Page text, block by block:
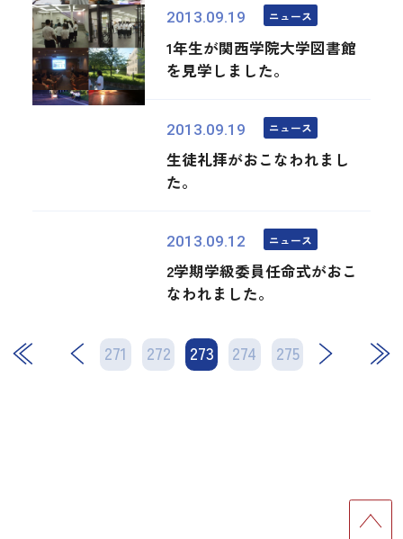
2013.09.19 ニュース
1年生が関西学院大学図書館
を見学しました。
2013.09.19 ニュース
生徒礼拝がおこなわれまし
た。
2013.09.12 ニュース
2学期学級委員任命式がおこ
なわれました。
271 272 273 274 275
次 最後